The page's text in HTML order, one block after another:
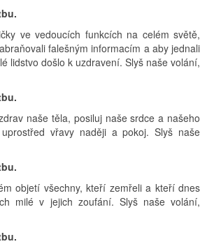
ve vedoucích funkcích na celém světě,
falešným informacím a aby jednali
lidstvo došlo k uzdravení. Slyš naše volání,
naše těla, posiluj naše srdce a našeho
vřavy naději a pokoj. Slyš naše
objetí všechny, kteří zemřeli a kteří dnes
milé v jejich zoufání. Slyš naše volání,